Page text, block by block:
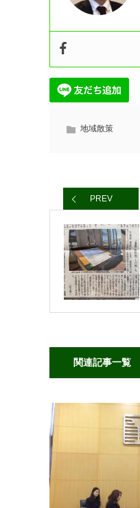
地域散策
PREV
関連記事一覧